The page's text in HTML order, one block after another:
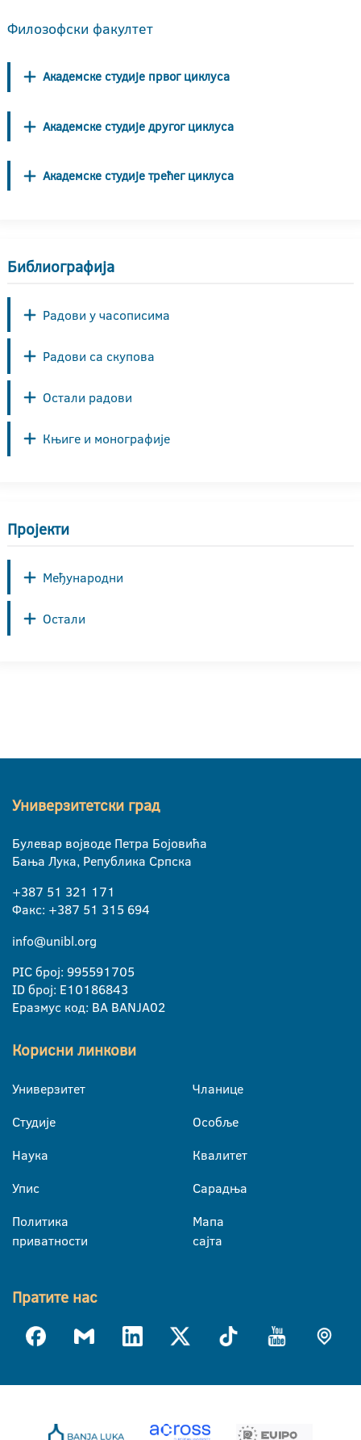
Филозофски факултет
Академске студије првог циклуса
Академске студије другог циклуса
Академске студије трећег циклуса
Библиографија
Радови у часописима
Радови са скупова
Остали радови
Књиге и монографије
Пројекти
Међународни
Остали
Универзитетски град
Булевар војводе Петра Бојовића
Бања Лука, Република Српска
+387 51 321 171
Факс: +387 51 315 694
info@unibl.org
PIC број: 995591705
ID број: E10186843
Еразмус код: BA BANJA02
Корисни линкови
Универзитет
Студије
Наука
Упис
Политика
приватности
Чланице
Особље
Квалитет
Сарадња
Мапа
сајта
Пратите нас